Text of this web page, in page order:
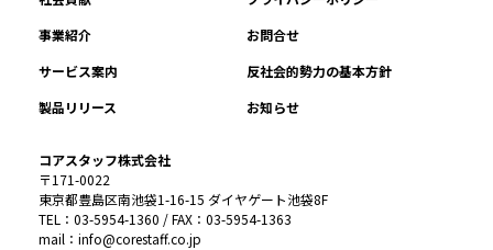
事業紹介
お問合せ
サービス案内
反社会的勢力の基本方針
製品リリース
お知らせ
コアスタッフ株式会社
〒171-0022
東京都豊島区南池袋1-16-15 ダイヤゲート池袋8F
TEL：03-5954-1360 / FAX：03-5954-1363
mail：info@corestaff.co.jp